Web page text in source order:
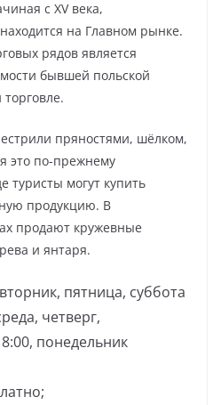
с XV века,
на Главном рынке.
рядов является
бывшей польской
пряностями, шёлком,
это по-прежнему
туристы могут купить
продукцию. В
продают кружевные
и янтаря.
вторник, пятница, суббота
четверг,
понедельник